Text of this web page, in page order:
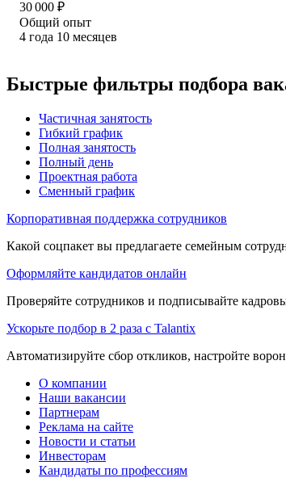
30 000 ₽
Общий опыт
4 года 10 месяцев
Быстрые фильтры подбора
Частичная занятость
Гибкий график
Полная занятость
Полный день
Проектная работа
Сменный график
Корпоративная поддержка сотрудников
Какой соцпакет вы предлагаете семейным
Оформляйте кандидатов онлайн
Проверяйте сотрудников и подписывайте
Ускорьте подбор в 2 раза с Talantix
Автоматизируйте сбор откликов, настройте
О компании
Наши вакансии
Партнерам
Реклама на сайте
Новости и статьи
Инвесторам
Кандидаты по профессиям